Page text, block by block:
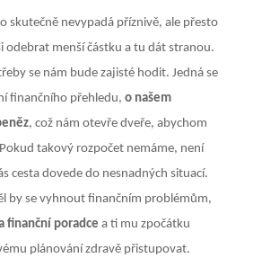
skutečně nevypadá příznivě, ale přesto
odebrat menší částku a tu dát stranou.
se nám bude zajisté hodit. Jedná se
finančního přehledu,o našem
, což nám otevře dveře, abychom
takový rozpočet nemáme, není
cesta dovede do nesnadných situací.
by se vyhnout finančním problémům,
finanční poradce a ti mu zpočátku
plánování zdravě přistupovat.